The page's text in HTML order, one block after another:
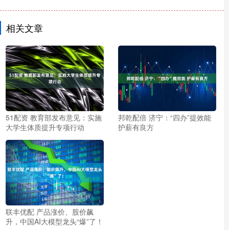
相关文章
51配资 教育部发布意见：实施
大学生体质提升专项行动
邦乾配倍 济宁：“四办”提效能
护薪有良方
联丰优配 产品涨价、股价飙
升，中国AI大模型龙头“爆”了！